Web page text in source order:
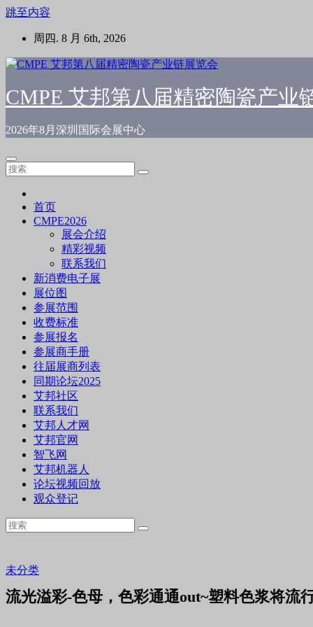
跳至内容
周四. 8 月 6th, 2026
CMPE 艾邦第八届精密陶瓷产业
2026年8月深圳国际会展中心
首页
CMPE2026
展会介绍
精彩视频
联系我们
新消费电子展
展位图
参展范围
收费标准
参展报名
参展商手册
往届展商列表
同期论坛2025
艾邦社区
联系我们
艾邦人才网
艾邦官网
智飞网
艾邦机器人
论坛视频回放
观众登记
未分类
流光溢彩-色母，色彩通通out~塑料色浆将流